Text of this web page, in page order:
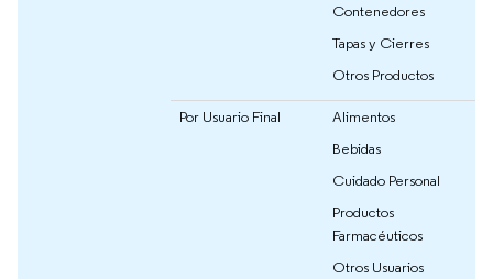
Contenedores
Tapas y Cierres
Otros Productos
Por Usuario Final
Alimentos
Bebidas
Cuidado Personal
Productos
Farmacéuticos
Otros Usuarios